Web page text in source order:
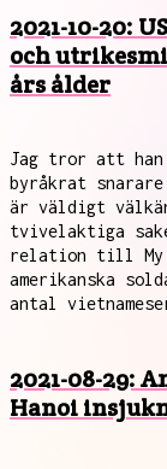
2021-10-20:
och
års ålder
Jag tror att han
byråkrat
är väldigt
tvivelaktiga
relation till My
amerikanska
antal
2021-08-29:
Hanoi